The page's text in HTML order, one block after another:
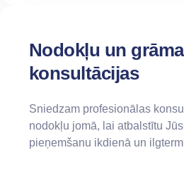
Nodokļu un
konsultācijas
Sniedzam profesionālas
nodokļu jomā, lai atbalstītu
pieņemšanu ikdienā un